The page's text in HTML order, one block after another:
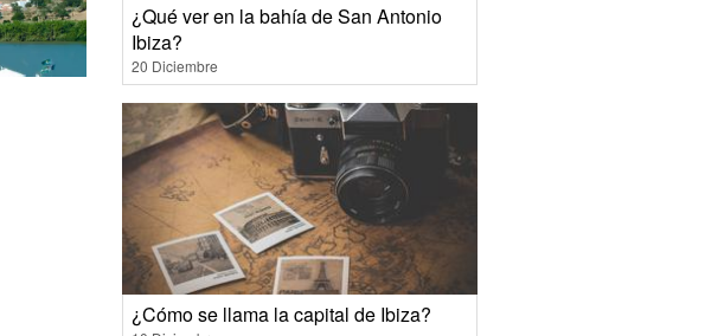
¿Qué ver en la bahía de San Antonio
Ibiza?
20 Diciembre
¿Cómo se llama la capital de Ibiza?